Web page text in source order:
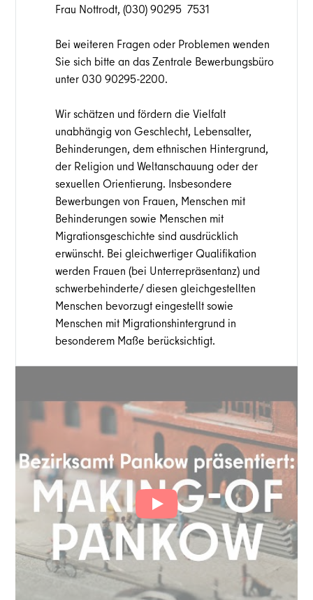
Frau Nottrodt, (030) 90295 7531
Bei weiteren Fragen oder Problemen wenden
Sie sich bitte an das Zentrale Bewerbungsbüro
unter 030 90295-2200.
Wir schätzen und fördern die Vielfalt
unabhängig von Geschlecht, Lebensalter,
Behinderungen, dem ethnischen Hintergrund,
der Religion und Weltanschauung oder der
sexuellen Orientierung. Insbesondere
Bewerbungen von Frauen, Menschen mit
Behinderungen sowie Menschen mit
Migrationsgeschichte sind ausdrücklich
erwünscht. Bei gleichwertiger Qualifikation
werden Frauen (bei Unterrepräsentanz) und
schwerbehinderte/ diesen gleichgestellten
Menschen bevorzugt eingestellt sowie
Menschen mit Migrationshintergrund in
besonderem Maße berücksichtigt.